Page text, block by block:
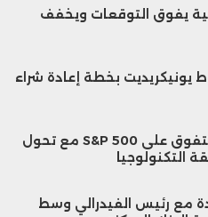
يفوق التوقعات ويخفف
بخطة إعادة شراء
الأسهم الأمريكية الصغيرة تتفوق على S&P 500 مع تحول
التكنولوجيا
مع رئيس الفيدرالي وسط